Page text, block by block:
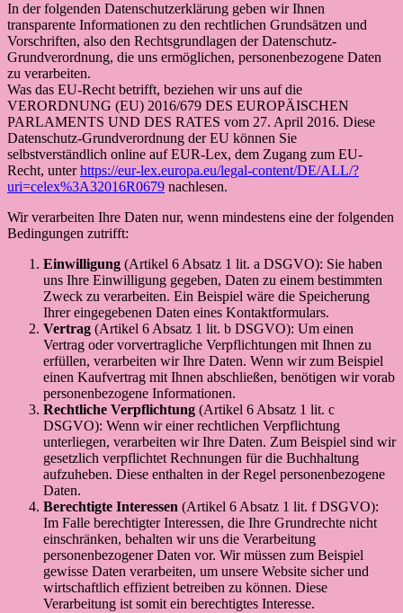
In der folgenden Datenschutzerklärung geben wir Ihnen
transparente Informationen zu den rechtlichen Grundsätzen und
Vorschriften, also den Rechtsgrundlagen der Datenschutz-
Grundverordnung, die uns ermöglichen, personenbezogene Daten
zu verarbeiten.
Was das EU-Recht betrifft, beziehen wir uns auf die
VERORDNUNG (EU) 2016/679 DES EUROPÄISCHEN
PARLAMENTS UND DES RATES vom 27. April 2016. Diese
Datenschutz-Grundverordnung der EU können Sie
selbstverständlich online auf EUR-Lex, dem Zugang zum EU-
Recht, unterhttps://eur-lex.europa.eu/legal-content/DE/ALL/?
uri=celex%3A32016R0679 nachlesen.
Wir verarbeiten Ihre Daten nur, wenn mindestens eine der folgenden
Bedingungen zutrifft:
Einwilligung (Artikel 6 Absatz 1 lit. a DSGVO): Sie haben
uns Ihre Einwilligung gegeben, Daten zu einem bestimmten
Zweck zu verarbeiten. Ein Beispiel wäre die Speicherung
Ihrer eingegebenen Daten eines Kontaktformulars.
Vertrag (Artikel 6 Absatz 1 lit. b DSGVO): Um einen
Vertrag oder vorvertragliche Verpflichtungen mit Ihnen zu
erfüllen, verarbeiten wir Ihre Daten. Wenn wir zum Beispiel
einen Kaufvertrag mit Ihnen abschließen, benötigen wir vorab
personenbezogene Informationen.
Rechtliche Verpflichtung (Artikel 6 Absatz 1 lit. c
DSGVO): Wenn wir einer rechtlichen Verpflichtung
unterliegen, verarbeiten wir Ihre Daten. Zum Beispiel sind wir
gesetzlich verpflichtet Rechnungen für die Buchhaltung
aufzuheben. Diese enthalten in der Regel personenbezogene
Daten.
Berechtigte Interessen (Artikel 6 Absatz 1 lit. f DSGVO):
Im Falle berechtigter Interessen, die Ihre Grundrechte nicht
einschränken, behalten wir uns die Verarbeitung
personenbezogener Daten vor. Wir müssen zum Beispiel
gewisse Daten verarbeiten, um unsere Website sicher und
wirtschaftlich effizient betreiben zu können. Diese
Verarbeitung ist somit ein berechtigtes Interesse.